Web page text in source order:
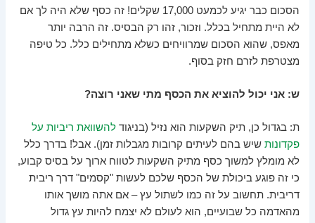
הסכום כבר יגיע לכמעט 17,000 שקלים! זה כסף שלא היה לך אם
לא היית מתחיל בכלל. וזכור, זהו רק הבסיס. זה הרבה יותר
מאפס, שהוא הסכום שמרוויחים כשלא מתחילים כלל. כל טיפה
מצטרפת לזרם חזק בסוף.
ש: אני יכול להוציא את הכסף מתי שאני רוצה?
ת: בגדול כן, תיק השקעות הוא נזיל (בניגודלהשוואת ריביות על
פקדונות שיש בהם לעיתים קרובות מגבלות זמן). אבל! בדרך כלל
לא מומלץ למשוך כסף מתיק השקעות לטווח ארוך על בסיס קבוע,
כי זה פוגע ביכולת של הכסף שלכם לעשות "קסמים" דרך ריבית
דריבית. תחשוב על זה כמו לשתול עץ – אם אתה מושך אותו
מהאדמה כל שבועיים, הוא לעולם לא יצמח להיות עץ גדול